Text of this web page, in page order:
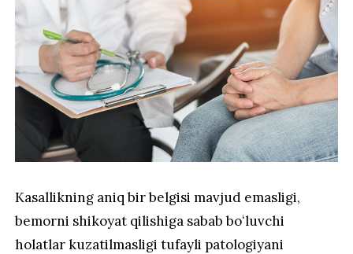
Kasallikning aniq bir belgisi mavjud emasligi,
bemorni shikoyat qilishiga sabab boʻluvchi
holatlar kuzatilmasligi tufayli patologiyani